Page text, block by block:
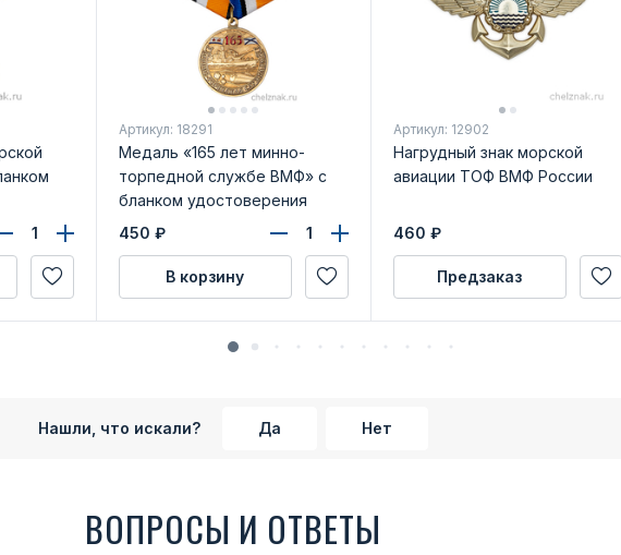
Артикул: 18291
Медаль «165 лет минно-
торпедной службе ВМФ» с
бланком удостоверения
450 ₽
В корзину
Артикул: 12902
Нагрудный знак морской
авиации ТОФ ВМФ России
460 ₽
Предзаказ
Нашли, что искали? Да Нет
ВОПРОСЫ И ОТВЕТЫ